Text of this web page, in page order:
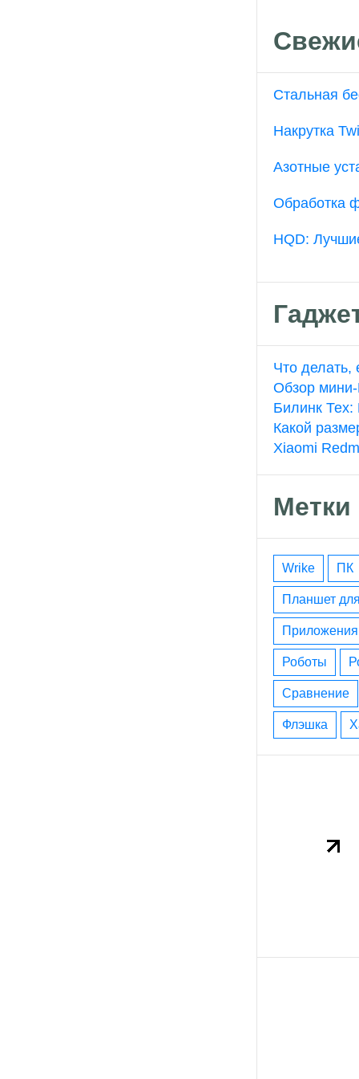
Стальная
Накрутка
Азотные
Обработка
HQD:
Что делать,
Обзор
Билинк Тех:
Какой
Xiaomi
Метки
wrike ПК
планшет
приложения
роботы
сравнение
флэшка